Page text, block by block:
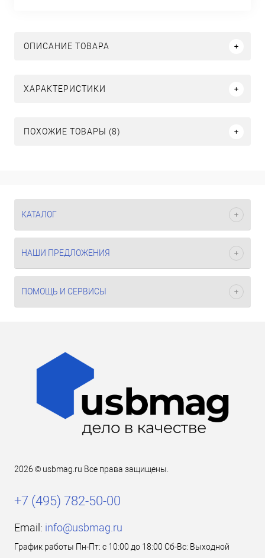
ОПИСАНИЕ ТОВАРА
ХАРАКТЕРИСТИКИ
ПОХОЖИЕ ТОВАРЫ (8)
КАТАЛОГ
НАШИ ПРЕДЛОЖЕНИЯ
ПОМОЩЬ И СЕРВИСЫ
2026 © usbmag.ru Все права защищены.
+7 (495) 782-50-00
Email: info@usbmag.ru
График работы Пн-Пт: с 10:00 до 18:00 Сб-Вс: Выходной